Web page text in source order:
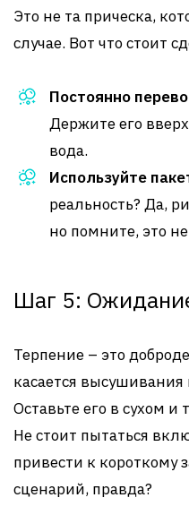
Это не та прическа,
случае. Вот что стоит
Постоянно
Держите его
вода.
Используйте
реальность? Да,
но помните, это
Шаг 5:
Терпение – это
касается
Оставьте его в сухом
Не стоит пытаться
привести к
сценарий, правда?